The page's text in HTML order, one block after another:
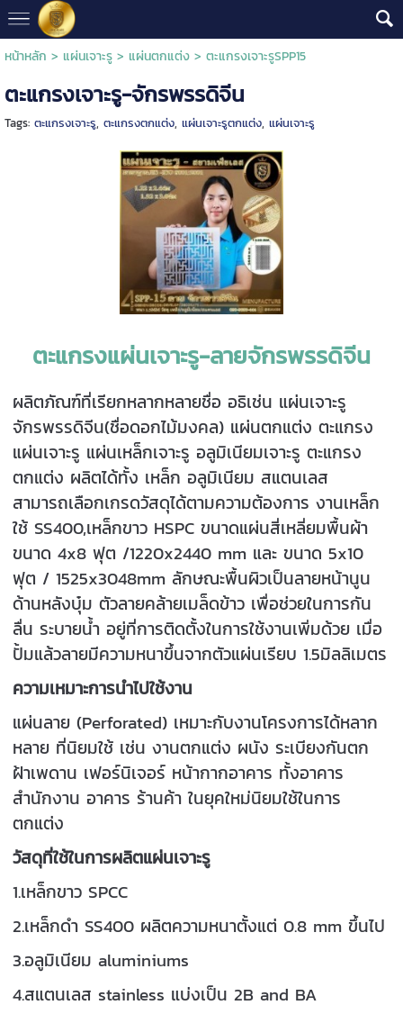
หน้าหลัก > แผ่นเจาะรู> แผ่นตกแต่ง> ตะแกรงเจาะรูSPP15
ตะแกรงเจาะรู-จักรพรรดิจีน
Tags: ตะแกรงเจาะรู, ตะแกรงตกแต่ง, แผ่นเจาะรูตกแต่ง, แผ่นเจาะรู
ตะแกรงแผ่นเจาะรู-ลายจักรพรรดิจีน
ผลิตภัณฑ์ที่เรียกหลากหลายชื่อ อธิเช่น แผ่นเจาะรู
จักรพรรดิจีน(ชื่อดอกไม้มงคล) แผ่นตกแต่ง ตะแกรง
แผ่นเจาะรู แผ่นเหล็กเจาะรู อลูมิเนียมเจาะรู ตะแกรง
ตกแต่ง ผลิตได้ทั้ง เหล็ก อลูมิเนียม สแตนเลส
สามารถเลือกเกรดวัสดุได้ตามความต้องการ งานเหล็ก
ใช้ SS400,เหล็กขาว HSPC ขนาดแผ่นสี่เหลี่ยมพื้นผ้า
ขนาด 4x8 ฟุต /1220x2440 mm และ ขนาด 5x10
ฟุต / 1525x3048mm ลักษณะพื้นผิวเป็นลายหน้านูน
ด้านหลังบุ๋ม ตัวลายคล้ายเมล็ดข้าว เพื่อช่วยในการกัน
ลื่น ระบายน้ำ อยู่ที่การติดตั้งในการใช้งานเพิ่มด้วย เมื่อ
ปั้มแล้วลายมีความหนาขึ้นจากตัวแผ่นเรียบ 1.5มิลลิเมตร
ความเหมาะการนำไปใช้งาน
แผ่นลาย (Perforated) เหมาะกับงานโครงการได้หลาก
หลาย ที่นิยมใช้ เช่น งานตกแต่ง ผนัง ระเบียงกันตก
ฝ้าเพดาน เฟอร์นิเจอร์ หน้ากากอาคาร ทั้งอาคาร
สำนักงาน อาคาร ร้านค้า ในยุคใหม่นิยมใช้ในการ
ตกแต่ง
วัสดุที่ใช้ในการผลิตแผ่นเจาะรู
1.เหล็กขาว SPCC
2.เหล็กดำ SS400 ผลิตความหนาตั้งแต่ 0.8 mm ขึ้นไป
3.อลูมิเนียม aluminiums
4.สแตนเลส stainless แบ่งเป็น 2B and BA